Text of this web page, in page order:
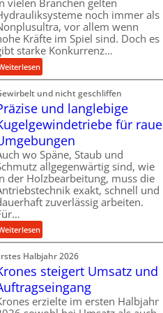
e
r
f
o
r
m
c
e
b
e
i
m
D
r
ü
c
p
r
o
z
vielen Branchen gelten
noch immer als
vor allem wenn
Kräfte im Spiel sind. Doch es
starke Konkurrenz…
:
K
u
g
l
g
e
w
i
n
e
t
r
e
b
u
und nicht geschliffen
und langlebige
für raue
wo Späne, Staub und
allgegenwärtig sind, wie
der Holzbearbeitung, muss die
exakt, schnell und
zuverlässig arbeiten.
:
P
r
ä
i
s
Halbjahr 2026
steigert Umsatz und
erzielte im ersten Halbjahr